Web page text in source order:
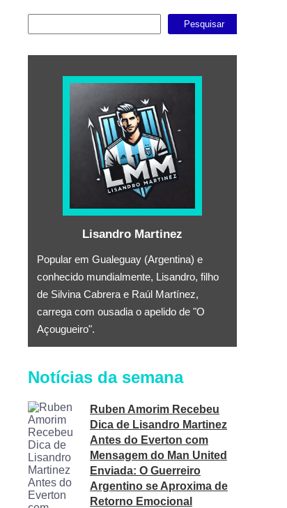
Pesquisar
Lisandro Martinez
Popular em Gualeguay (Argentina) e
conhecido mundialmente, Lisandro, filho
de Silvina Cabrera e Raúl Martínez,
carrega com ousadia o apelido de "O
Açougueiro".
Notícias da semana
Ruben Amorim Recebeu
Dica de Lisandro Martinez
Antes do Everton com
Mensagem do Man United
Enviada: O Guerreiro
Argentino se Aproxima de
Retorno Emocional